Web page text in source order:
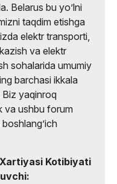
Belarus bu yoʼlni
taqdim etishga
elektr transporti,
va elektr
sohalarida umumiy
barchasi ikkala
yaqinroq
va ushbu forum
Kotibiyati